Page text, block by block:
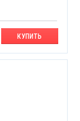
КУПИТЬ